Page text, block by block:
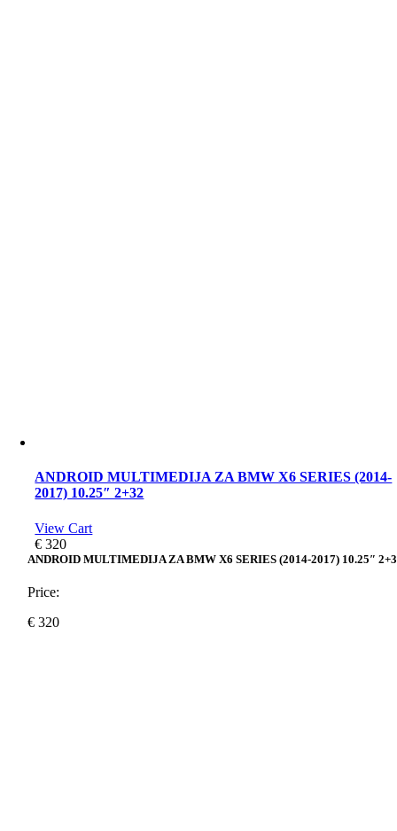
ANDROID MULTIMEDIJA ZA BMW X6 SERIES (2014-
2017) 10.25″ 2+32
View Cart
€ 320
ANDROID MULTIMEDIJA ZA BMW X6 SERIES (2014-2017) 10.25″
Price:
€ 320